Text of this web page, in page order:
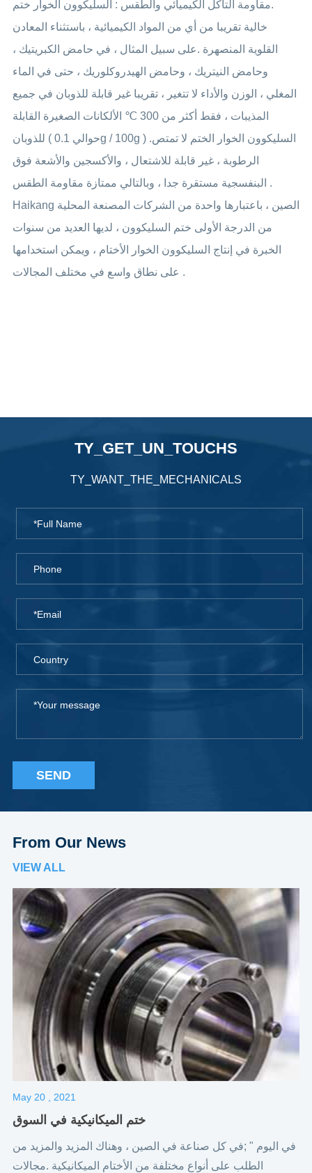
.مقاومة التآكل الكيميائي والطقس : السليكوون الخوار ختم
خالية تقريبا من أي من المواد الكيميائية ، باستثناء المعادن
القلوية المنصهرة .على سبيل المثال ، في حامض الكبريتيك ،
وحامض النيتريك ، وحامض الهيدروكلوريك ، حتى في الماء
المغلي ، الوزن والأداء لا تتغير ، تقريبا غير قابلة للذوبان في جميع
المذيبات ، فقط أكثر من 300 ℃ الألكانات الصغيرة القابلة
للذوبان ( حوالي 0.1g / 100g ) .السليكوون الخوار الختم لا تمتص
الرطوبة ، غير قابلة للاشتعال ، والأكسجين والأشعة فوق
البنفسجية مستقرة جدا ، وبالتالي ممتازة مقاومة الطقس .
Haikang الصين ، باعتبارها واحدة من الشركات المصنعة المحلية
من الدرجة الأولى ختم السليكوون ، لديها العديد من سنوات
الخبرة في إنتاج السليكوون الخوار الأختام ، ويمكن استخدامها
على نطاق واسع في مختلف المجالات .
TY_GET_UN_TOUCHS
TY_WANT_THE_MECHANICALS
SEND
From Our News
VIEW ALL
May 20 , 2021
ختم الميكانيكية في السوق
في اليوم " ;في كل صناعة في الصين ، وهناك المزيد والمزيد من
الطلب على أنواع مختلفة من الأختام الميكانيكية .مجالات